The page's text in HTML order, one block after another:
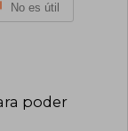
No es útil
poder